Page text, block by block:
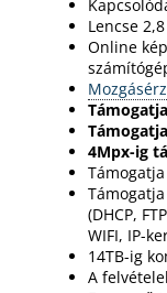
Lencse
Online
4Mpx-ig
(DHCP,
WIFI, IP-
14TB-ig
A